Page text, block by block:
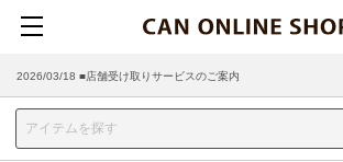
2026/03/18 ■店舗受け取りサービスのご案内